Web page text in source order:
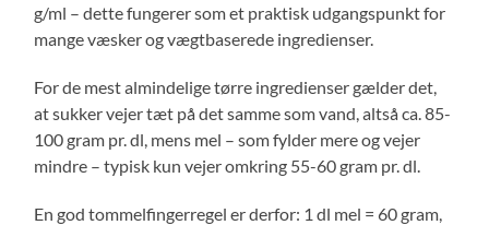
g/ml – dette fungerer som et praktisk udgangspunkt for
mange væsker og vægtbaserede ingredienser.
For de mest almindelige tørre ingredienser gælder det,
at sukker vejer tæt på det samme som vand, altså ca. 85-
100 gram pr. dl, mens mel – som fylder mere og vejer
mindre – typisk kun vejer omkring 55-60 gram pr. dl.
En god tommelfingerregel er derfor: 1 dl mel = 60 gram,